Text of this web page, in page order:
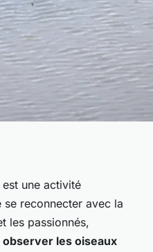
un
les
de marais?
est une activité
reconnecter avec la
les passionnés,
les oiseaux